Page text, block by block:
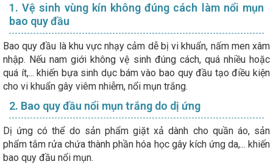
1. Vệ sinh vùng kín không đúng cách làm nổi mụn
bao quy đầu
Bao quy đầu là khu vực nhạy cảm dễ bị vi khuẩn, nấm men xâm
nhập. Nếu nam giới không vệ sinh đúng cách, quá nhiều hoặc
quá ít,... khiến bựa sinh dục bám vào bao quy đầu tạo điều kiện
cho vi khuẩn gây viêm nhiễm, nổi mụn trắng.
2. Bao quy đầu nổi mụn trắng do dị ứng
Dị ứng có thể do sản phẩm giặt xả dành cho quần áo, sản
phẩm tắm rửa chứa thành phần hóa học gây kích ứng da,... khiến
bao quy đầu nổi mụn.